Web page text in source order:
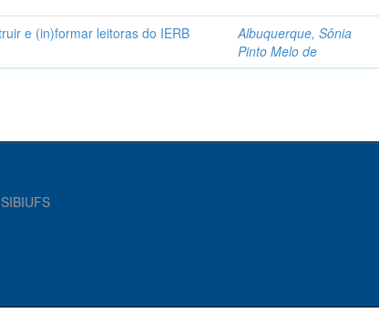
e (in)formar leitoras do IERB
Albuquerque, Sônia
Pinto Melo de